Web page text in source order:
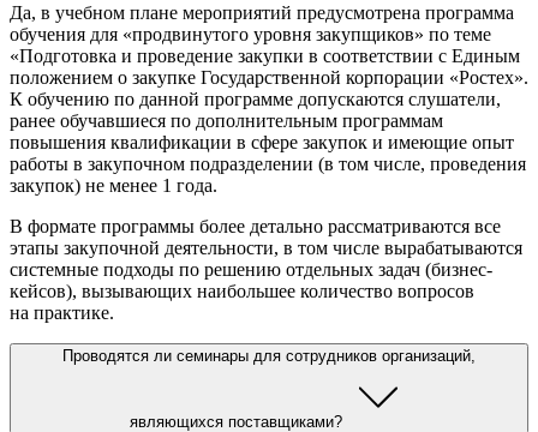
Да, в учебном плане мероприятий предусмотрена программа
обучения для «продвинутого уровня закупщиков» по теме
«Подготовка и проведение закупки в соответствии с Единым
положением о закупке Государственной корпорации «Ростех».
К обучению по данной программе допускаются слушатели,
ранее обучавшиеся по дополнительным программам
повышения квалификации в сфере закупок и имеющие опыт
работы в закупочном подразделении (в том числе, проведения
закупок) не менее 1 года.
В формате программы более детально рассматриваются все
этапы закупочной деятельности, в том числе вырабатываются
системные подходы по решению отдельных задач (бизнес-
кейсов), вызывающих наибольшее количество вопросов
на практике.
Проводятся ли семинары для сотрудников организаций,
являющихся поставщиками?